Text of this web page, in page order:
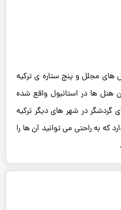
های مجلل و پنج ستاره ی ترکیه
ها در استانبول واقع شده
گردشگر در شهر های دیگر ترکیه
که به راحتی می توانید آن ها را